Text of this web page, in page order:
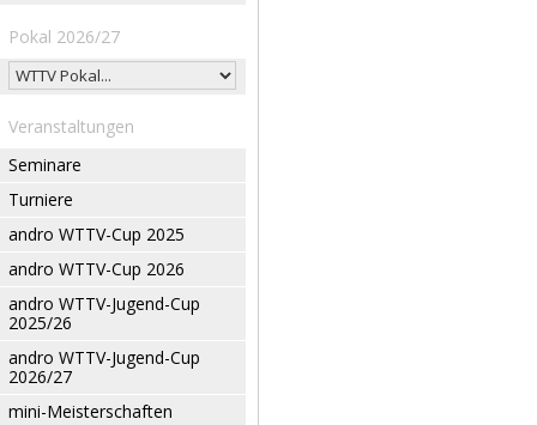
Pokal 2026/27
Veranstaltungen
Seminare
Turniere
andro WTTV-Cup 2025
andro WTTV-Cup 2026
andro WTTV-Jugend-Cup
2025/26
andro WTTV-Jugend-Cup
2026/27
mini-Meisterschaften